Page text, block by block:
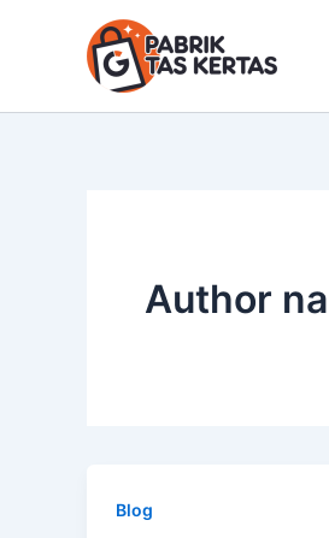
Author
Blog